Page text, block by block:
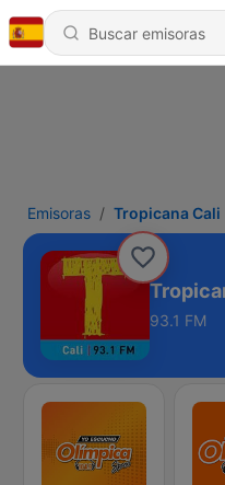
Emisoras Tropicana Cali
93.1 FM